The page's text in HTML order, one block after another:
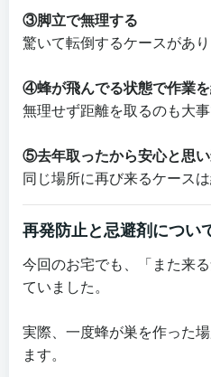
③脚立で無理する
驚いて転倒するケースがあり
④蜂が飛んでる状態で作業
無理せず距離を取るのも大事
⑤去年取ったから安心と思
同じ場所に再び来るケースは
再発防止と忌避剤につい
今回のお宅でも、「また来
ていました。
実際、一度蜂が巣を作った
ます。